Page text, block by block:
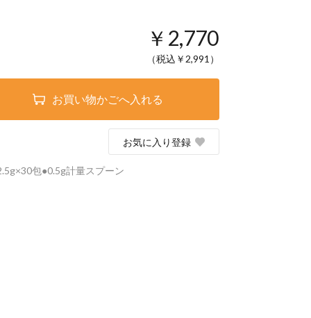
￥2,770
（税込￥ 2,991 ）
お買い物かごへ入れる
お気に入り登録
包●0.5g計量スプーン